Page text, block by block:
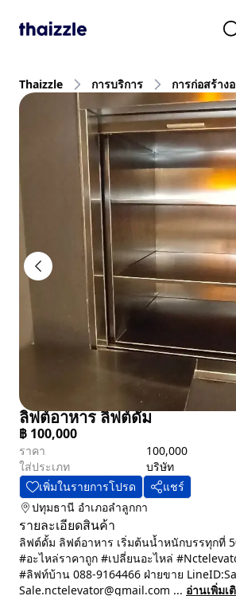
Thaizzle การบริการ การก่อสร้าง
ลิฟต์อาหาร ลิฟต์ดั้ม
฿ 100,000
ราคา
100,000
ใส่ประเภท
บริษัท
เพิ่มในรายการโปรด
แชร์
ปทุมธานี อำเภอลำลูกกา
รายละเอียดสินค้า
ลิฟต์ดั้ม ลิฟต์อาหาร เริ่มต้นน้ำหนักบรรทุกที่
#อะไหล่ราคาถูก #เปลี่ยนอะไหล่
#ลิฟท์บ้าน 088-9164466 ฝ่ายขาย
Sale.nctelevator@gmail.com ... อ่านเพิ่มเ